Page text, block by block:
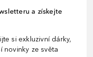
a získejte
si exkluzivní dárky,
novinky ze světa